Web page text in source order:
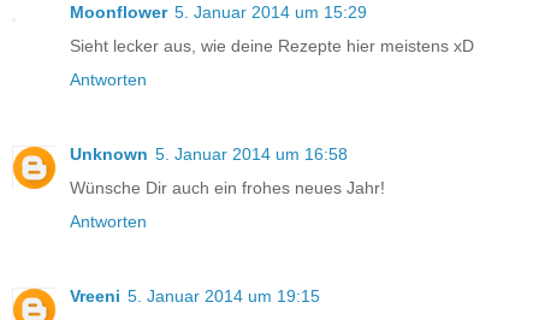
Moonflower 5. Januar 2014 um 15:29
Sieht lecker aus, wie deine Rezepte hier meistens xD
Antworten
Unknown 5. Januar 2014 um 16:58
Wünsche Dir auch ein frohes neues Jahr!
Antworten
Vreeni 5. Januar 2014 um 19:15